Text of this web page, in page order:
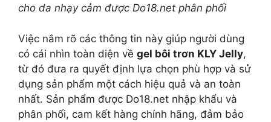
cho da nhạy cảm được Do18.net phân phối
Việc nắm rõ các thông tin này giúp người dùng
có cái nhìn toàn diện về gel bôi trơn KLY Jelly,
từ đó đưa ra quyết định lựa chọn phù hợp và sử
dụng sản phẩm một cách hiệu quả và an toàn
nhất. Sản phẩm được Do18.net nhập khẩu và
phân phối, cam kết hàng chính hãng, đảm bảo